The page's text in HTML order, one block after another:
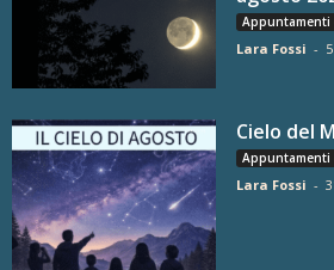
Appuntamenti
Lara Fossi -
Cielo del
Appuntamenti
Lara Fossi -